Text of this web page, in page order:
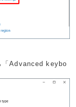
「Advanced keybo